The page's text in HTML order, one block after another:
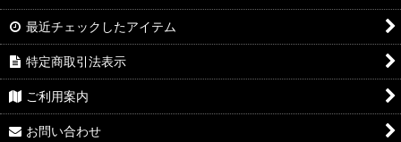
最近チェックしたアイテム
特定商取引法表示
ご利用案内
お問い合わせ